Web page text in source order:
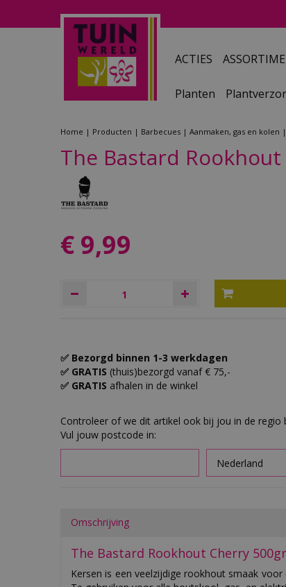
Home Producten Barbecues Aanmaken, gas en kolen
ACTIES
Planten
The Bastard
€ 9,99
✅ Bezorgd binnen 1-3 werkdagen
✅ GRATIS (thuis)bezorgd vanaf € 75,-
✅ GRATIS afhalen in de winkel
Controleer of we dit artikel ook bij jou in de regio
Vul jouw postcode in:
Omschrijving
The Bastard Rookhout Cherry 500gr
Kersen is een veelzijdige rookhout smaak